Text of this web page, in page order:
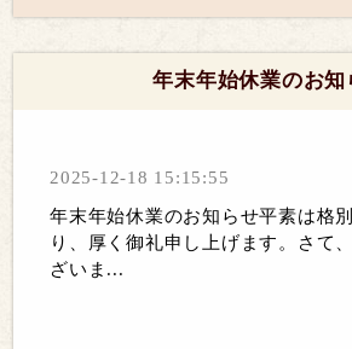
年末年始休業のお知
2025-12-18 15:15:55
年末年始休業のお知らせ平素は格
り、厚く御礼申し上げます。さて
ざいま...